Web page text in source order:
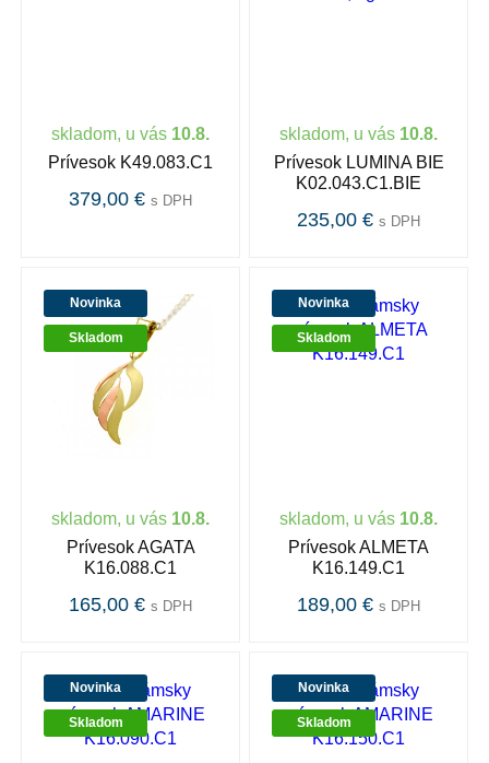
skladom, u vás 10.8.
Prívesok K49.083.C1
379,00 € s DPH
skladom, u vás 10.8.
Prívesok LUMINA BIE
K02.043.C1.BIE
235,00 € s DPH
Novinka
Skladom
skladom, u vás 10.8.
Prívesok AGATA
K16.088.C1
165,00 € s DPH
Novinka
Skladom
skladom, u vás 10.8.
Prívesok ALMETA
K16.149.C1
189,00 € s DPH
Novinka
Skladom
Novinka
Skladom